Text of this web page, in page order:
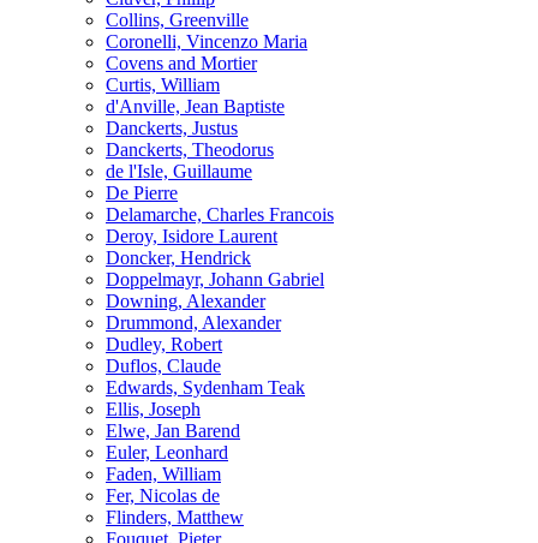
Collins, Greenville
Coronelli, Vincenzo Maria
Covens and Mortier
Curtis, William
d'Anville, Jean Baptiste
Danckerts, Justus
Danckerts, Theodorus
de l'Isle, Guillaume
De Pierre
Delamarche, Charles Francois
Deroy, Isidore Laurent
Doncker, Hendrick
Doppelmayr, Johann Gabriel
Downing, Alexander
Drummond, Alexander
Dudley, Robert
Duflos, Claude
Edwards, Sydenham Teak
Ellis, Joseph
Elwe, Jan Barend
Euler, Leonhard
Faden, William
Fer, Nicolas de
Flinders, Matthew
Fouquet, Pieter